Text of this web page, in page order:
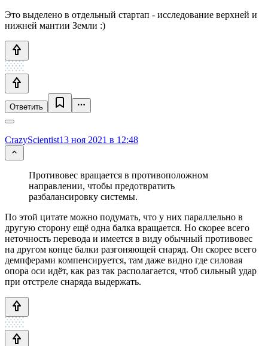
Это выделено в отдельный стартап - исследование верхней и
нижней мантии Земли :)
Ответить
CrazyScientist13 ноя 2021 в 12:48
Противовес вращается в противоположном
направлении, чтобы предотвратить
разбалансировку системы.
По этой цитате можно подумать, что у них параллельно в
другую сторону ещё одна балка вращается. Но скорее всего
неточность перевода и имеется в виду обычный противовес
на другом конце балки разгоняющей снаряд. Он скорее всего
демпферами компенсируется, там даже видно где силовая
опора оси идёт, как раз так располагается, чтоб сильный удар
при отстреле снаряда выдержать.